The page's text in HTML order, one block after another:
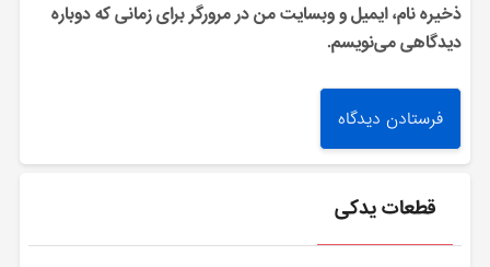
ذخیره نام، ایمیل و وبسایت من در مرورگر برای زمانی که دوباره
دیدگاهی می‌نویسم.
قطعات یدکی